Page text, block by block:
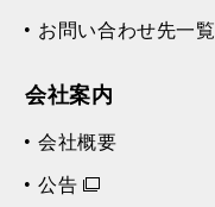
お問い合わせ先一覧
会社案内
会社概要
公告